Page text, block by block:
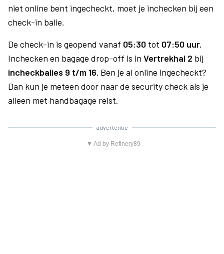
niet online bent ingecheckt, moet je inchecken bij een
check-in balie.
De check-in is geopend vanaf 05:30 tot 07:50 uur.
Inchecken en bagage drop-off is in Vertrekhal 2 bij
incheckbalies 9 t/m 16. Ben je al online ingecheckt?
Dan kun je meteen door naar de security check als je
alleen met handbagage reist.
advertentie
▼ Ad by Refinery89